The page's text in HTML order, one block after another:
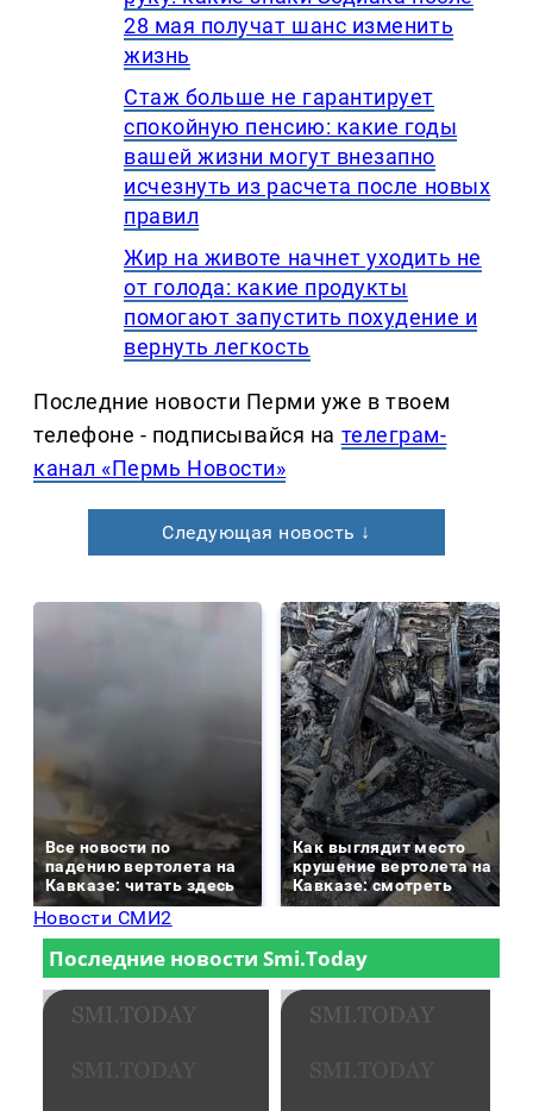
28 мая получат шанс изменить
жизнь
Стаж больше не гарантирует
спокойную пенсию: какие годы
вашей жизни могут внезапно
исчезнуть из расчета после новых
правил
Жир на животе начнет уходить не
от голода: какие продукты
помогают запустить похудение и
вернуть легкость
Последние новости Перми уже в твоем
телефоне - подписывайся на телеграм-
канал «Пермь Новости»
Следующая новость ↓
Все новости по
падению вертолета на
Кавказе: читать здесь
Как выглядит место
крушение вертолета на
Кавказе: смотреть
Новости СМИ2